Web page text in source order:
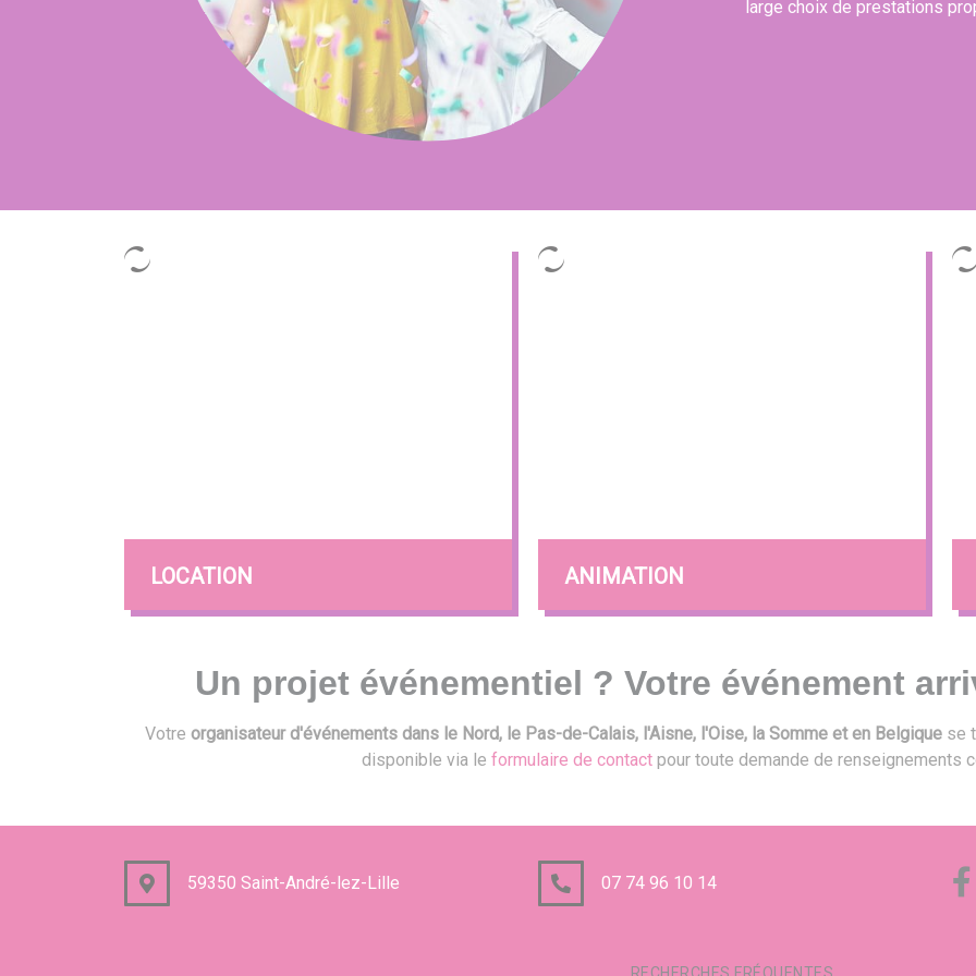
large choix de prestations
LOCATION ANIMATION
Un projet événementiel ? Votre événement
Votre organisateur d'événements dans le Nord, le Pas-de-Calais, l'Aisne, l'Oise, la Somme et en Belgique se
disponible via le formulaire de contact pour toute demande de renseignements
59350 Saint-André-lez-Lille 07 74 96 10 14